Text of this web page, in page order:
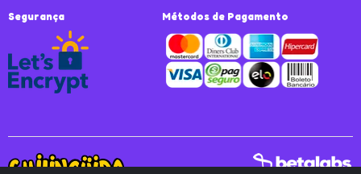
Segurança Métodos de Pagamento